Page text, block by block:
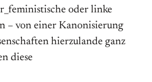
oder linke
– von einer Kanonisierung
hierzulande ganz
diese